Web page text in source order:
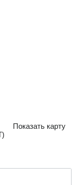
Показать карту